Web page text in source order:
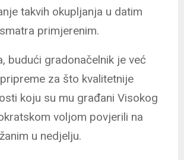
takvih okupljanja u datim
primjerenim.
budući gradonačelnik je već
za što kvalitetnije
koju su mu građani Visokog
voljom povjerili na
u nedjelju.